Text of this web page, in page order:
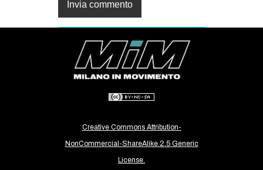
Creative Commons Attribution-
NonCommercial-ShareAlike 2.5 Generic
License.